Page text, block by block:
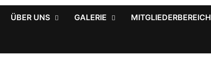
ÜBER UNS GALERIE MITGLIEDERBEREICH